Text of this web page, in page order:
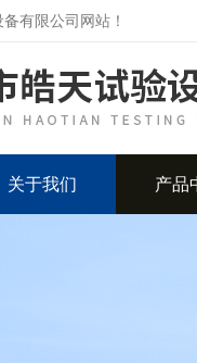
有限公司网站！
关于我们 产品